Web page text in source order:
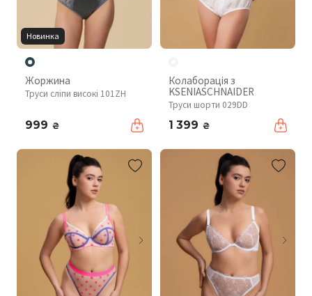
Новинка
Жоржина
Труси сліпи високі 101ZH
999 ₴
Колаборація з
KSENIASCHNAIDER
Труси шорти 029DD
1 399 ₴